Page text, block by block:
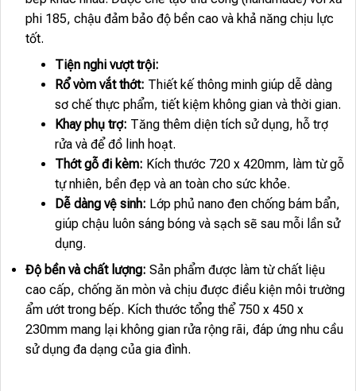
phi 185, chậu đảm bảo độ bền cao và khả năng chịu lực
tốt.
Tiện nghi vượt trội:
Rổ vòm vắt thớt: Thiết kế thông minh giúp dễ dàng
sơ chế thực phẩm, tiết kiệm không gian và thời gian.
Khay phụ trợ: Tăng thêm diện tích sử dụng, hỗ trợ
rửa và để đồ linh hoạt.
Thớt gỗ đi kèm: Kích thước 720 x 420mm, làm từ gỗ
tự nhiên, bền đẹp và an toàn cho sức khỏe.
Dễ dàng vệ sinh: Lớp phủ nano đen chống bám bẩn,
giúp chậu luôn sáng bóng và sạch sẽ sau mỗi lần sử
dụng.
Độ bền và chất lượng: Sản phẩm được làm từ chất liệu
cao cấp, chống ăn mòn và chịu được điều kiện môi trường
ẩm ướt trong bếp. Kích thước tổng thể 750 x 450 x
230mm mang lại không gian rửa rộng rãi, đáp ứng nhu cầu
sử dụng đa dạng của gia đình.